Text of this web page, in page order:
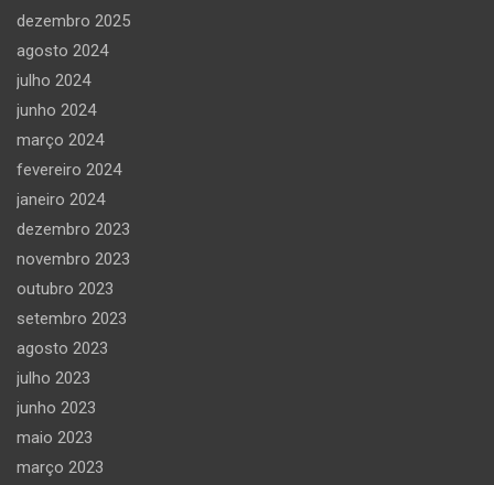
dezembro 2025
agosto 2024
julho 2024
junho 2024
março 2024
fevereiro 2024
janeiro 2024
dezembro 2023
novembro 2023
outubro 2023
setembro 2023
agosto 2023
julho 2023
junho 2023
maio 2023
março 2023